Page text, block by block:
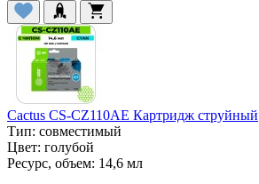
Cactus CS-CZ110AE Картридж струйный
Тип: совместимый
Цвет: голубой
Ресурс, объем: 14,6 мл